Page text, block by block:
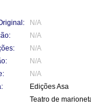
N/A
N/A
N/A
N/A
N/A
Edições Asa
Teatro de